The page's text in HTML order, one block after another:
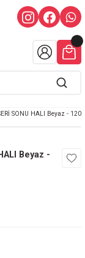
SONU HALI Beyaz - 120
Beyaz -